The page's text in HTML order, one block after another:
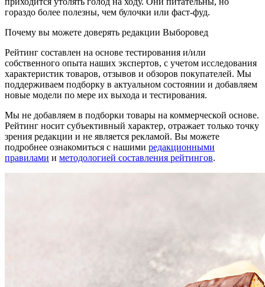
гораздо более полезны, чем булочки или фаст-фуд.
Почему вы можете доверять редакции Выборовед
Рейтинг составлен на основе тестирования и/или
собственного опыта наших экспертов, с учетом исследования
характеристик товаров, отзывов и обзоров покупателей. Мы
поддерживаем подборку в актуальном состоянии и добавляем
новые модели по мере их выхода и тестирования.
Мы не добавляем в подборки товары на коммерческой основе.
Рейтинг носит субъективный характер, отражает только точку
зрения редакции и не является рекламой. Вы можете
подробнее ознакомиться с нашими редакционными
правилами и методологией составления рейтингов.